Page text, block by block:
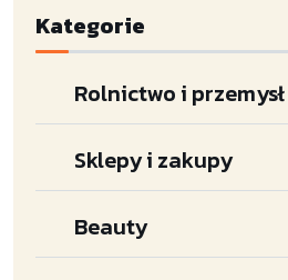
Kategorie
Rolnictwo i przemysł
Sklepy i zakupy
Beauty